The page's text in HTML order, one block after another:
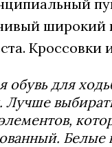
широкий
обувь для
Белые